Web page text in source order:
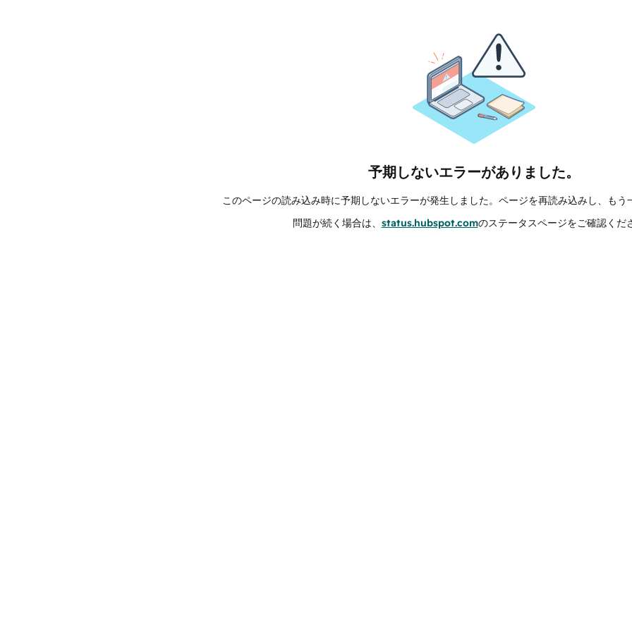
予期しないエラーがありました。
このページの読み込み時に予期しないエラーが発生しました。ページを再読み込みし、もう
問題が続く場合は、 status.hubspot.comのステータスページをご確認くだ